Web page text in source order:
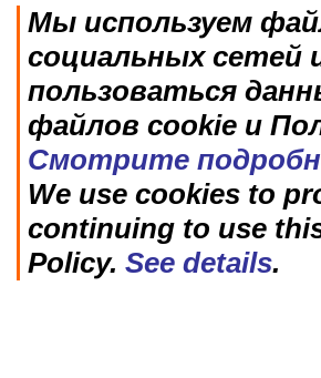
Мы используем
социальных сетей
пользоваться
файлов cookie и
Смотрите
We use cookies to
continuing to use
Policy. See details.